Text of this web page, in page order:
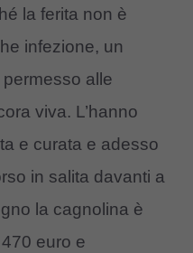
la ferita non è
infezione, un
alle
viva. L’hanno
e curata e adesso
in salita davanti a
la cagnolina è
euro e